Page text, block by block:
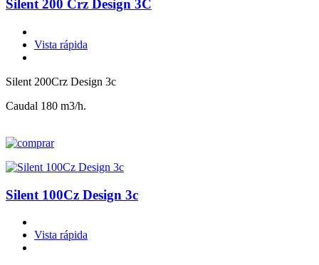
Silent 200 Crz Design 3C
Vista rápida
Silent 200Crz Design 3c
Caudal 180 m3/h.
Silent 100Cz Design 3c
Vista rápida